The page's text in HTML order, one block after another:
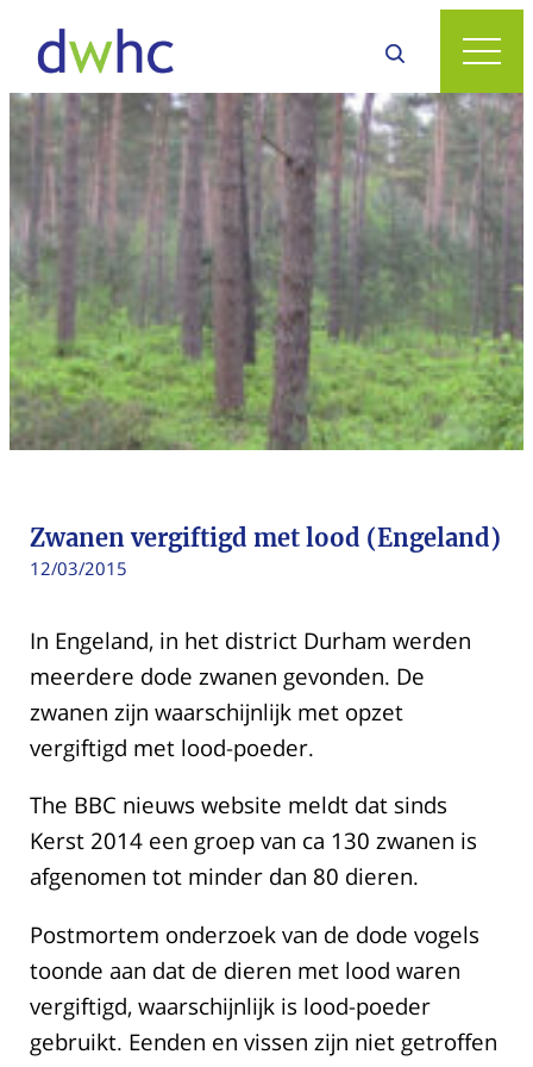
Zwanen vergiftigd met lood (Engeland)
12/03/2015
In Engeland, in het district Durham werden
meerdere dode zwanen gevonden. De
zwanen zijn waarschijnlijk met opzet
vergiftigd met lood-poeder.
The BBC nieuws website meldt dat sinds
Kerst 2014 een groep van ca 130 zwanen is
afgenomen tot minder dan 80 dieren.
Postmortem onderzoek van de dode vogels
toonde aan dat de dieren met lood waren
vergiftigd, waarschijnlijk is lood-poeder
gebruikt. Eenden en vissen zijn niet getroffen